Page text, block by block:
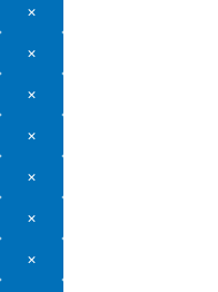
×
×
×
×
×
×
×